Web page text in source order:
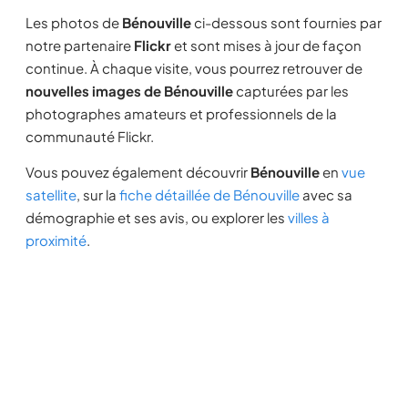
Les photos de Bénouvilleci-dessous sont fournies par
notre partenaire Flickret sont mises à jour de façon
continue. À chaque visite, vous pourrez retrouver de
nouvelles images de Bénouvillecapturées par les
photographes amateurs et professionnels de la
communauté Flickr.
Vous pouvez également découvrir Bénouvilleen vue
satellite, sur la fiche détaillée de Bénouville avec sa
démographie et ses avis, ou explorer les villes à
proximité.